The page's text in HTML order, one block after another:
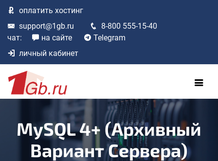
оплатить хостинг
support@1gb.ru
8-800 555-15-40
чат:
на сайте
Telegram
личный кабинет
MySQL 4+ (архивный
Вариант Сервера)